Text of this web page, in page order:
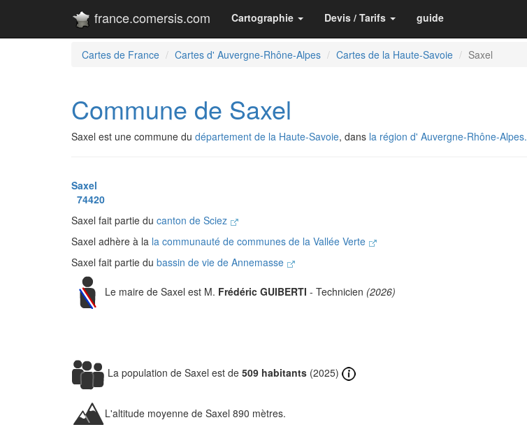
france.comersis.com Cartographie Devis / Tarifs guide
Cartes de France Cartes d' Auvergne-Rhône-Alpes Cartes de la Haute-Savoie Saxel
Commune de Saxel
Saxel est une commune du département de la Haute-Savoie, dans la région d' Auvergne-Rhône-Alpes.
Saxel
74420
Saxel fait partie du canton de Sciez
Saxel adhère à la la communauté de communes de la Vallée Verte
Saxel fait partie du bassin de vie de Annemasse
Le maire de Saxel est M. Frédéric GUIBERTI - Technicien (2026)
La population de Saxel est de 509 habitants (2025)
L'altitude moyenne de Saxel 890 mètres.